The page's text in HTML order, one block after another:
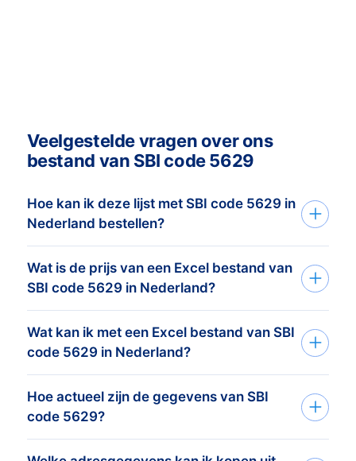
Veelgestelde vragen over ons
bestand van SBI code 5629
Hoe kan ik deze lijst met SBI code 5629 in
Nederland bestellen?
Je vertelt ons je doelgroep via het
aanvraagformulier of telefoon. Op basis
van deze informatie maken wij
hetadressenbestand dat perfect
afgestemd is op je doelgroep
binnen een dag een vrijblijvende telling
van het aantal adressen van je doelgroep
Wat is de prijs van een Excel bestand van
SBI code 5629 in Nederland?
De prijs is afhankelijk van het aantal
adressen en de adresgegevens die u
nodig heeft. Bekijkhieronze prijslijst. Het
minimumorderbedrag van dit
adressenbestand is € 425,-. Hiervoor
Wat kan ik met een Excel bestand van SBI
code 5629 in Nederland?
Onze data wordt gebruikt door 2.000+
klanten voor het creëren van kansen.
Denk hierbij aan email marketing,
Hoe actueel zijn de gegevens van SBI
code 5629?